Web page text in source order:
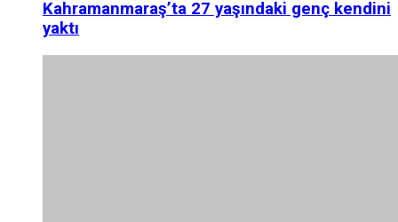
Kahramanmaraş’ta 27 yaşındaki genç kendini
yaktı